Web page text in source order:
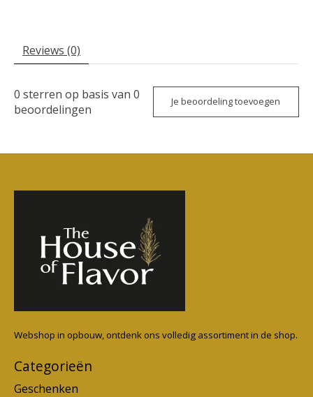
Reviews (0)
0 sterren op basis van 0
beoordelingen
Je beoordeling toevoegen
Webshop in opbouw, ontdenk ons volledig assortiment in de shop.
Categorieën
Geschenken